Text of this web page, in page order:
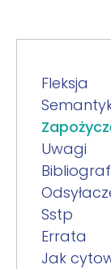
Fleksja
Uwagi
Sstp
Errata
Jak